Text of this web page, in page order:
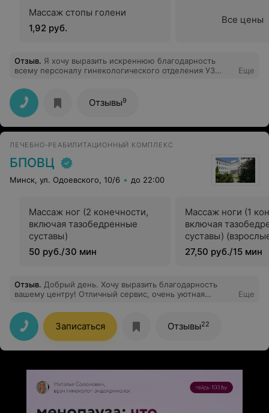
Массаж стопы голени
1,92 руб.
Все цены
Отзыв. Я хочу выразить искреннюю благодарность
всему персоналу гинекологического отделения УЗ
профессионализм, чуткость и внимательное
отношение. Огромное спасибо моему лечащему врачу
— Анатолию Михайловичу за проведённую операцию,
за внимательность и профессионализм, а также
старшей медицинской сестре Валентине
отзывчивость. Весь коллектив отделения работает
слаженно, как единый механизм. Спасибо всему
коллективу отделения: процедурным и постовым
медсёстрам за круглосуточную заботу, санитаркам за
чистоту, а заведующей отделением Ирине Васильевне
Еще
Отзывы9
ЛЕЧЕБНО-РЕАБИЛИТАЦИОННЫЙ КОМПЛЕКС
БПОВЦ
Минск, ул. Одоевского, 10/6 до 22:00
Массаж ног (2 конечности,
включая тазобедренные
суставы)
50 руб./30 мин
Массаж ноги (1
включая
суставы)
27,50 руб./15 мин
Отзыв. Добрый день. Хочу выразить благодарность
вашему центру! Отличный сервис, очень уютная
компетентные опытные врачи. Спасибо.
Еще
Записаться Отзывы22